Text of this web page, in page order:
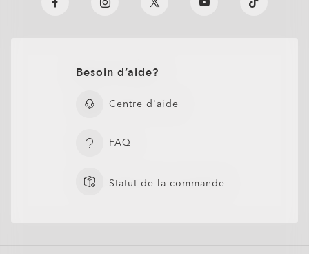
Besoin d’aide?
Centre d'aide
FAQ
Statut de la commande